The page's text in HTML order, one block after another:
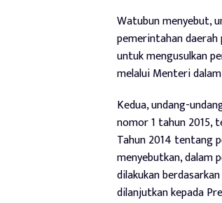
Watubun menyebut,
pemerintahan daerah
untuk mengusulkan
melalui Menteri
Kedua, undang-
nomor 1 tahun 2015,
Tahun 2014 tentang
menyebutkan, dalam
dilakukan
dilanjutkan kepada